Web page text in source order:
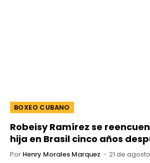
BOXEO CUBANO
Robeisy Ramírez se
hija en Brasil cinco años
Por Henry Morales Marquez 21 de